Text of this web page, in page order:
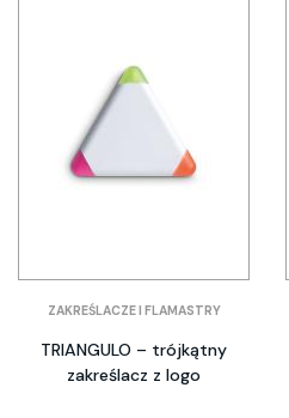
ZAKREŚLACZE I FLAMASTRY
TRIANGULO – trójkątny
zakreślacz z logo